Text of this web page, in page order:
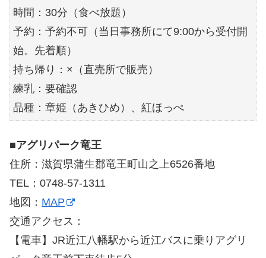
時間：30分（食べ放題）
予約：予約不可（当日事務所にて9:00から受付開
始。先着順）
持ち帰り：×（直売所で販売）
練乳：要確認
品種：章姫（あきひめ）、紅ほっぺ
■アグリパーク竜王
住所：滋賀県蒲生郡竜王町山之上6526番地
TEL：0748-57-1311
地図： MAP
交通アクセス：
【電車】JR近江八幡駅から近江バスに乗りアグリ